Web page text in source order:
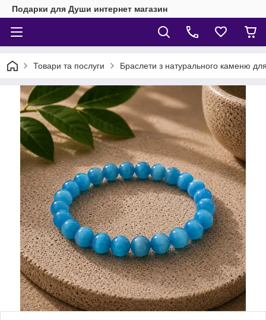
Подарки для Души интернет магазин
Товари та послуги Браслети з натурального каменю